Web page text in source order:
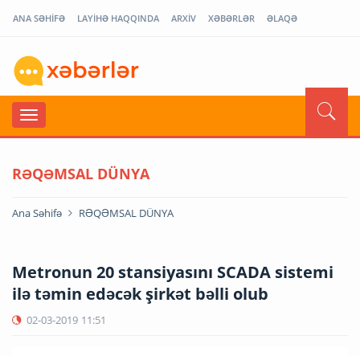
ANA SƏHİFƏ LAYİHƏ HAQQINDA ARXİV XƏBƏRLƏR ƏLAQƏ
RƏQƏMSAL DÜNYA
Ana Səhifə RƏQƏMSAL DÜNYA
Metronun 20 stansiyasını SCADA sistemi
ilə təmin edəcək şirkət bəlli olub
02-03-2019 11:51